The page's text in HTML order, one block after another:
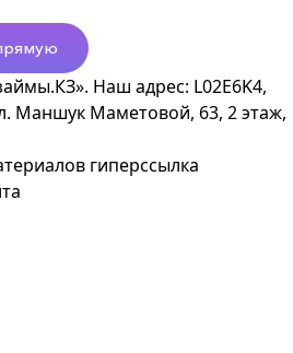
Наш адрес: L02E6K4,
Маншук Маметовой, 63, 2 этаж,
гиперссылка